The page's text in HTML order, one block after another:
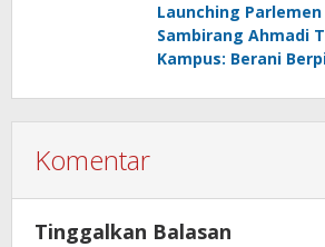
Launching Parlemen
Sambirang Ahmadi
Kampus: Berani
Komentar
Tinggalkan Balasan